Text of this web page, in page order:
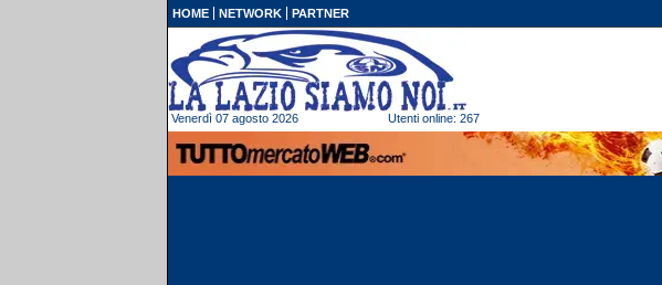
HOME NETWORK PARTNER
Venerdì 07 agosto 2026 Utenti online: 267